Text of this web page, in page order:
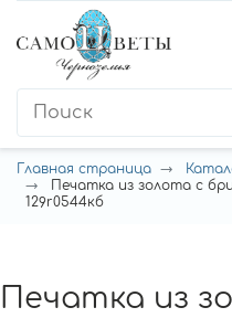
Главная страница
Печатка из золота с
129r0544кб
Печатка из